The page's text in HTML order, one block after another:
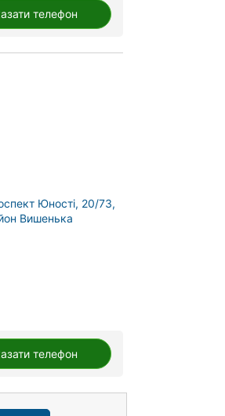
телефон
Юності, 20/73,
Вишенька
телефон